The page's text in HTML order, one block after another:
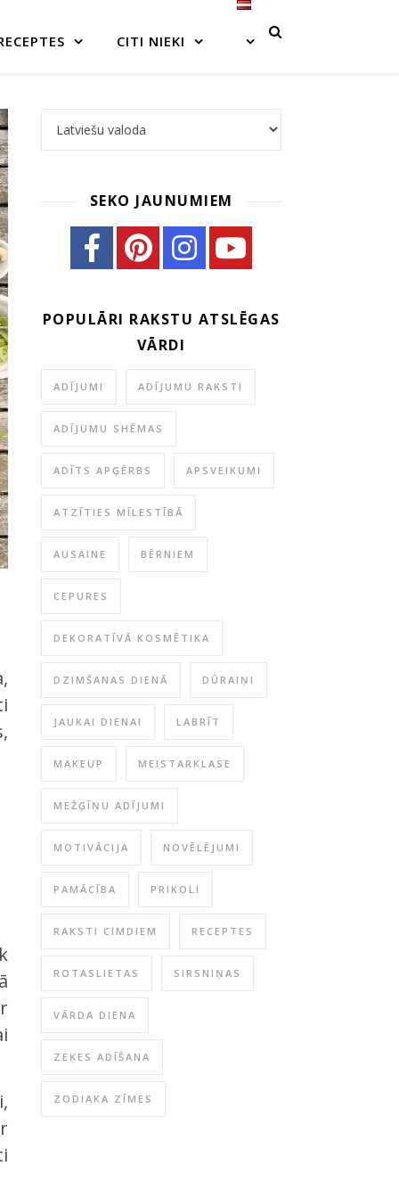
CITI NIEKI
Choose a language
SEKO JAUNUMIEM
POPULĀRI RAKSTU ATSLĒGAS
VĀRDI
ADĪJUMI ADĪJUMU RAKSTI
ADĪJUMU SHĒMAS
ADĪTS APĢĒRBS APSVEIKUMI
ATZĪTIES MĪLESTĪBĀ
AUSAINE BĒRNIEM
CEPURES
DEKORATĪVĀ KOSMĒTIKA
DZIMŠANAS DIENĀ DŪRAIŅI
JAUKAI DIENAI LABRĪT
MAKEUP MEISTARKLASE
MEŽĢĪŅU ADĪJUMI
MOTIVĀCIJA NOVĒLĒJUMI
PAMĀCĪBA PRIKOLI
RAKSTI CIMDIEM RECEPTES
ROTASLIETAS SIRSNIŅAS
VĀRDA DIENA
ZEĶES ADĪŠANA
ZODIAKA ZĪMES